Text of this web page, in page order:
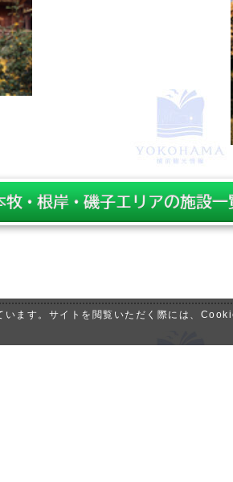
ます。サイトを閲覧いただく際には、